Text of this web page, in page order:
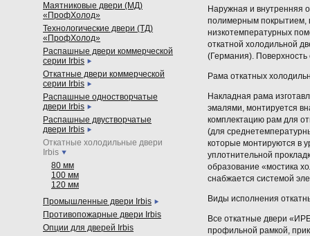
Наружная и внутренняя
полимерным покрытием,
низкотемпературных
откатной холодильной
(Германия).
Рама откатных
Накладная рама
эмалями, монтируется
комплектацию рам для
(для
которые монтируются в
уплотнительной
образование «мостика
снабжается системой
Виды исполнения
Все откатные двери
профильной рамкой,
Маятниковые двери (МД)
«ПрофХолод»
Технологические двери (ТД)
«ПрофХолод»
Распашные двери коммерческой
серии Irbis
Откатные двери коммерческой
серии Irbis
Распашные одностворчатые
двери Irbis
Распашные двустворчатые
двери Irbis
Откатные холодильные двери
Irbis
80 мм
100 мм
120 мм
Промышленные двери Irbis
Противопожарные двери Irbis
Опции для дверей Irbis